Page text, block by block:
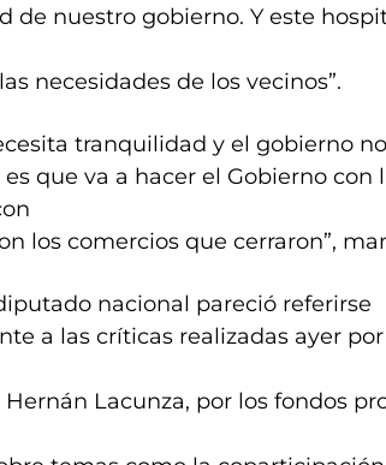
de nuestro gobierno. Y este
necesidades de los vecinos”.
tranquilidad y el gobierno
que va a hacer el Gobierno con
los comercios que cerraron”,
nacional pareció referirse
a las críticas realizadas ayer
Lacunza, por los fondos